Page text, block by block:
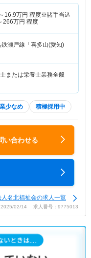
16.9万円 程度※諸手当込
266万円 程度
鉄瀬戸線「喜多山(愛知)
または栄養士業務全般
少なめ 積極採用中
い合わせる
名北福祉会の求人一覧
2025/02/14 求人番号：9775013